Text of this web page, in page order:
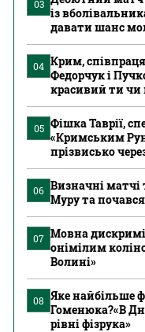
03
із
давати шанс
04 Крим,
Федорчук і
красивий ти чи
05 Фішка Таврії,
«Кримським
прізвисько
06 Визначні
Муру та
07 Мовна
онімілим
Волині»
08 Яке найбільше
Гоменюка?«В
рівні фізрука»